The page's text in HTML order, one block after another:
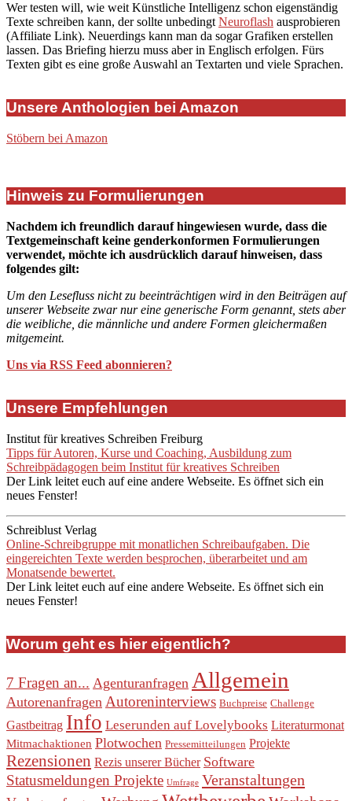
Wer testen will, wie weit Künstliche Intelligenz schon eigenständig
Texte schreiben kann, der sollte unbedingtNeuroflash ausprobieren
(Affiliate Link). Neuerdings kann man da sogar Grafiken erstellen
lassen. Das Briefing hierzu muss aber in Englisch erfolgen. Fürs
Texten gibt es eine große Auswahl an Textarten und viele Sprachen.
Unsere Anthologien bei Amazon
Stöbern bei Amazon
Hinweis zu Formulierungen
Nachdem ich freundlich darauf hingewiesen wurde, dass die
Textgemeinschaft keine genderkonformen Formulierungen
verwendet, möchte ich ausdrücklich darauf hinweisen, dass
folgendes gilt:
Um den Lesefluss nicht zu beeinträchtigen wird in den Beiträgen auf
unserer Webseite zwar nur eine generische Form genannt, stets aber
die weibliche, die männliche und andere Formen gleichermaßen
mitgemeint.
Uns via RSS Feed abonnieren?
Unsere Empfehlungen
Institut für kreatives Schreiben Freiburg
Tipps für Autoren, Kurse und Coaching, Ausbildung zum
Schreibpädagogen beim Institut für kreatives Schreiben
Der Link leitet euch auf eine andere Webseite. Es öffnet sich ein
neues Fenster!
Schreiblust Verlag
Online-Schreibgruppe mit monatlichen Schreibaufgaben. Die
eingereichten Texte werden besprochen, überarbeitet und am
Monatsende bewertet.
Der Link leitet euch auf eine andere Webseite. Es öffnet sich ein
neues Fenster!
Worum geht es hier eigentlich?
7 Fragen an... Agenturanfragen Allgemein
Autorenanfragen Autoreninterviews Buchpreise Challenge
Gastbeitrag Info Leserunden auf Lovelybooks Literaturmonat
Mitmachaktionen Plotwochen Pressemitteilungen Projekte
Rezensionen Rezis unserer Bücher Software
Statusmeldungen Projekte Umfrage Veranstaltungen